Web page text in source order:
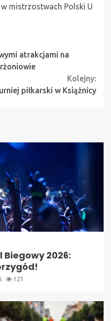
mistrzostwach Polski U
atrakcjami na
Kolejny:
piłkarski w Książnicy
2026:
121